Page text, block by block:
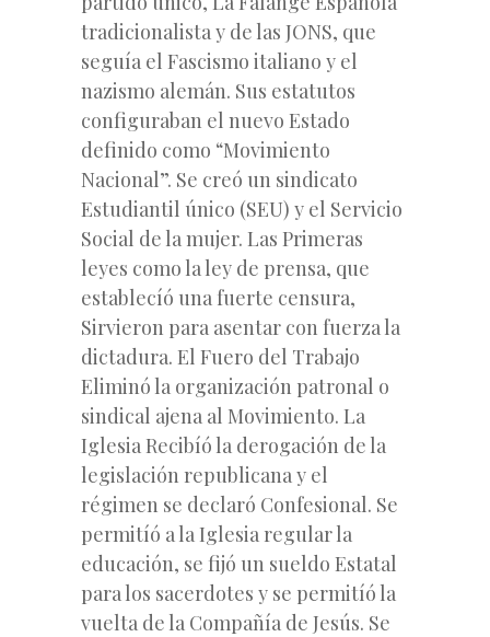
tradicionalista y de las JONS, que
seguía el Fascismo italiano y el
nazismo alemán. Sus estatutos
configuraban el nuevo Estado
definido como “Movimiento
Nacional”. Se creó un sindicato
Estudiantil único (SEU) y el Servicio
Social de la mujer. Las Primeras
leyes como la ley de prensa, que
establecíó una fuerte censura,
Sirvieron para asentar con fuerza la
dictadura. El Fuero del Trabajo
Eliminó la organización patronal o
sindical ajena al Movimiento. La
Iglesia Recibíó la derogación de la
legislación republicana y el
régimen se declaró Confesional. Se
permitíó a la Iglesia regular la
educación, se fijó un sueldo Estatal
para los sacerdotes y se permitíó la
vuelta de la Compañía de Jesús. Se